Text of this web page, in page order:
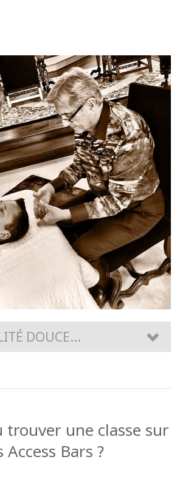
DOUCE...
trouver une classe sur
Access Bars ?